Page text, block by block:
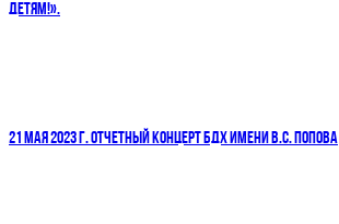
ДЕТЯМ!».
21 МАЯ 2023 Г. ОТЧЕТНЫЙ КОНЦЕРТ БДХ ИМЕНИ В.С. ПОПОВА